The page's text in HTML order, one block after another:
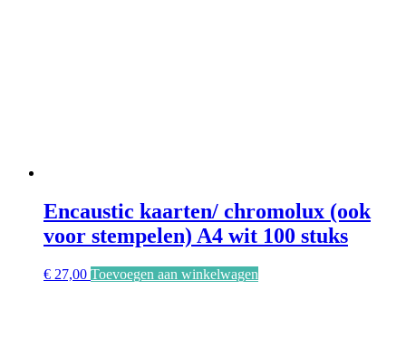
Encaustic kaarten/ chromolux (ook
voor stempelen) A4 wit 100 stuks
€ 27,00 Toevoegen aan winkelwagen